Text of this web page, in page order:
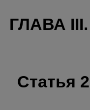
ГЛАВА
Статья